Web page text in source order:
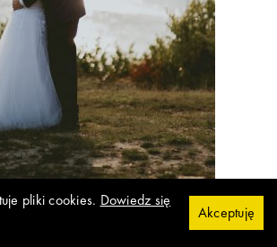
pliki cookies. Dowiedz się
Akceptuję